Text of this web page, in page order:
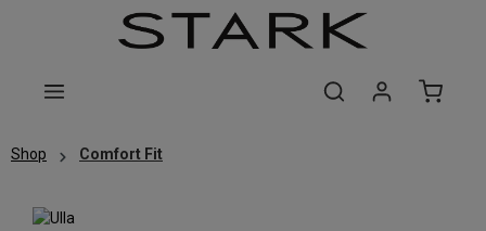
Zum Hauptinhalt springen
Shop Comfort Fit